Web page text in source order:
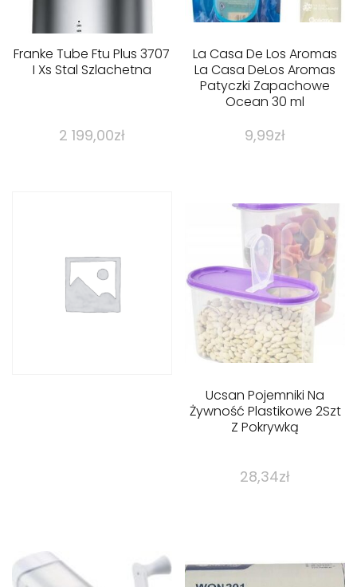
Franke Tube Ftu Plus 3707
I Xs Stal Szlachetna
2 199,00zł
La Casa De Los Aromas
La Casa DeLos Aromas
Patyczki Zapachowe
Ocean 30 ml
9,99zł
Ucsan Pojemniki Na
Żywność Plastikowe 2Szt
Z Pokrywką
28,34zł